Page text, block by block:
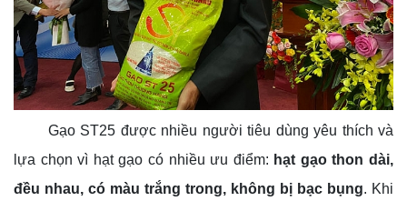
Gạo ST25 được nhiều người tiêu dùng yêu thích và
lựa chọn vì hạt gạo có nhiều ưu điểm: hạt gạo thon dài,
đều nhau, có màu trắng trong, không bị bạc bụng. Khi